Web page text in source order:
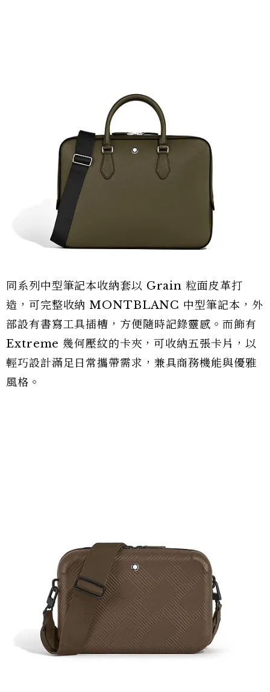
同系列中型筆記本收納套以 Grain 粒面皮革打
造，可完整收納 MONTBLANC 中型筆記本，外
部設有書寫工具插槽，方便隨時記錄靈感。而飾有
Extreme 幾何壓紋的卡夾，可收納五張卡片，以
輕巧設計滿足日常攜帶需求，兼具商務機能與優雅
風格。